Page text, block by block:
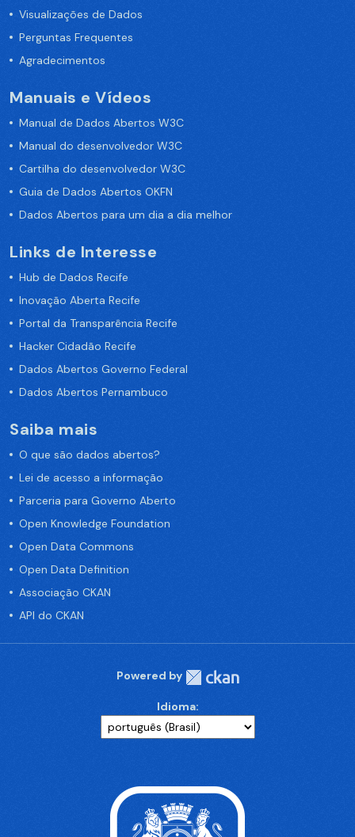
Visualizações de Dados
Perguntas Frequentes
Agradecimentos
Manuais e Vídeos
Manual de Dados Abertos W3C
Manual do desenvolvedor W3C
Cartilha do desenvolvedor W3C
Guia de Dados Abertos OKFN
Dados Abertos para um dia a dia melhor
Links de Interesse
Hub de Dados Recife
Inovação Aberta Recife
Portal da Transparência Recife
Hacker Cidadão Recife
Dados Abertos Governo Federal
Dados Abertos Pernambuco
Saiba mais
O que são dados abertos?
Lei de acesso a informação
Parceria para Governo Aberto
Open Knowledge Foundation
Open Data Commons
Open Data Definition
Associação CKAN
API do CKAN
Powered by
Idioma